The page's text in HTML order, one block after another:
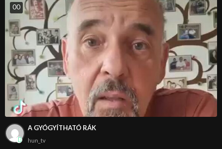
00
A GYÓGYÍTHATÓ RÁK
hun_tv